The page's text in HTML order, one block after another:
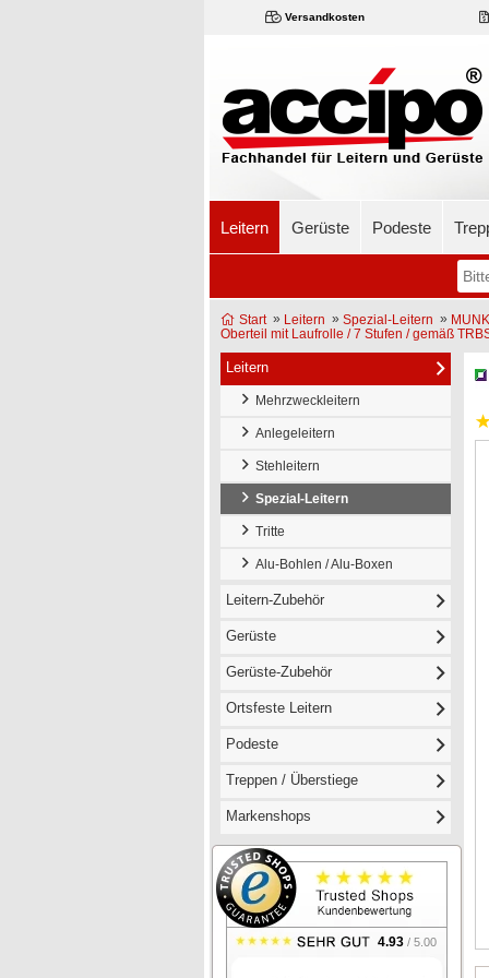
Versandkosten
Leitern Gerüste Podeste
Start» Leitern » Spezial-Leitern »
Oberteil mit Laufrolle / 7 Stufen / gemäß
Leitern
Mehrzweckleitern
Anlegeleitern
Stehleitern
Spezial-Leitern
Tritte
Alu-Bohlen / Alu-Boxen
Leitern-Zubehör
Gerüste
Gerüste-Zubehör
Ortsfeste Leitern
Podeste
Treppen / Überstiege
Markenshops
4.93 / 5.00